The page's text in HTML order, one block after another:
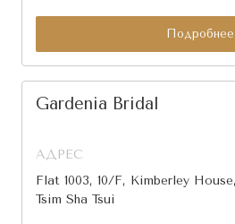
Подробнее
Gardenia Bridal
АДРЕС
Flat 1003, 10/F, Kimberley
Tsim Sha Tsui